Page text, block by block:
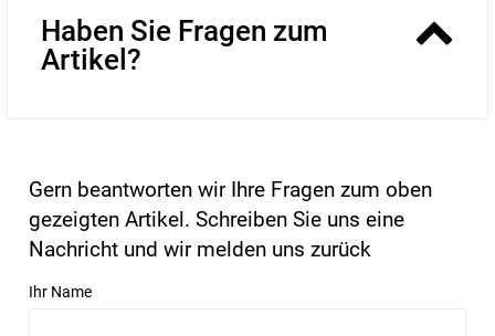
Haben Sie Fragen zum
Artikel?
Gern beantworten wir Ihre Fragen zum oben
gezeigten Artikel. Schreiben Sie uns eine
Nachricht und wir melden uns zurück
Ihr Name